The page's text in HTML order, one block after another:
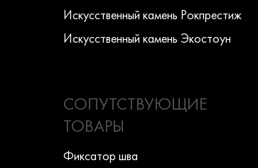
Искусcтвенный камень Рокпрестиж
Искусcтвенный камень Экостоун
СОПУТСТВУЮЩИЕ
ТОВАРЫ
Фиксатор шва